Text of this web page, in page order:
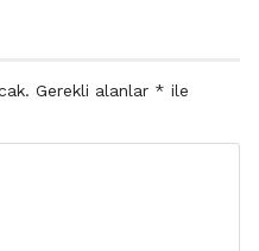
Gerekli alanlar * ile